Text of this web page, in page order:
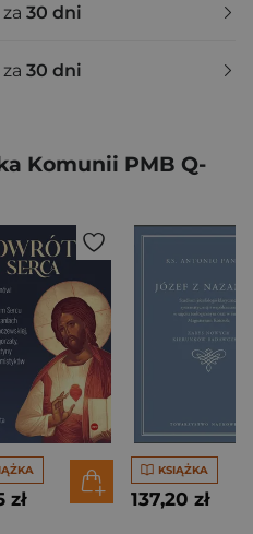
30 dni
30 dni
Komunii PMB Q-
zł
KSIĄŻKA
137,20 zł